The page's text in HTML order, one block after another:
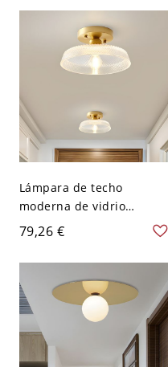
y madera
Lámpara de techo
moderna de vidrio
transparente montada en
el techo de granero con 1
bombilla dorada para
pasillo
79,26 €